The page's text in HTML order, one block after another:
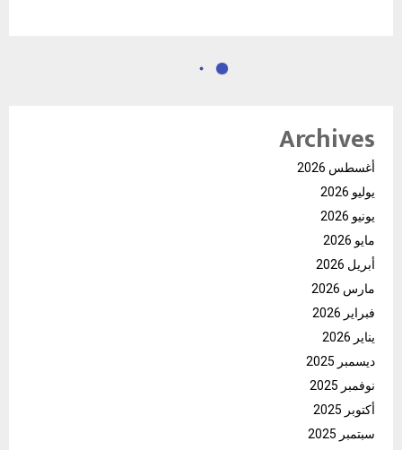
Archives
أغسطس 2026
يوليو 2026
يونيو 2026
مايو 2026
أبريل 2026
مارس 2026
فبراير 2026
يناير 2026
ديسمبر 2025
نوفمبر 2025
أكتوبر 2025
سبتمبر 2025